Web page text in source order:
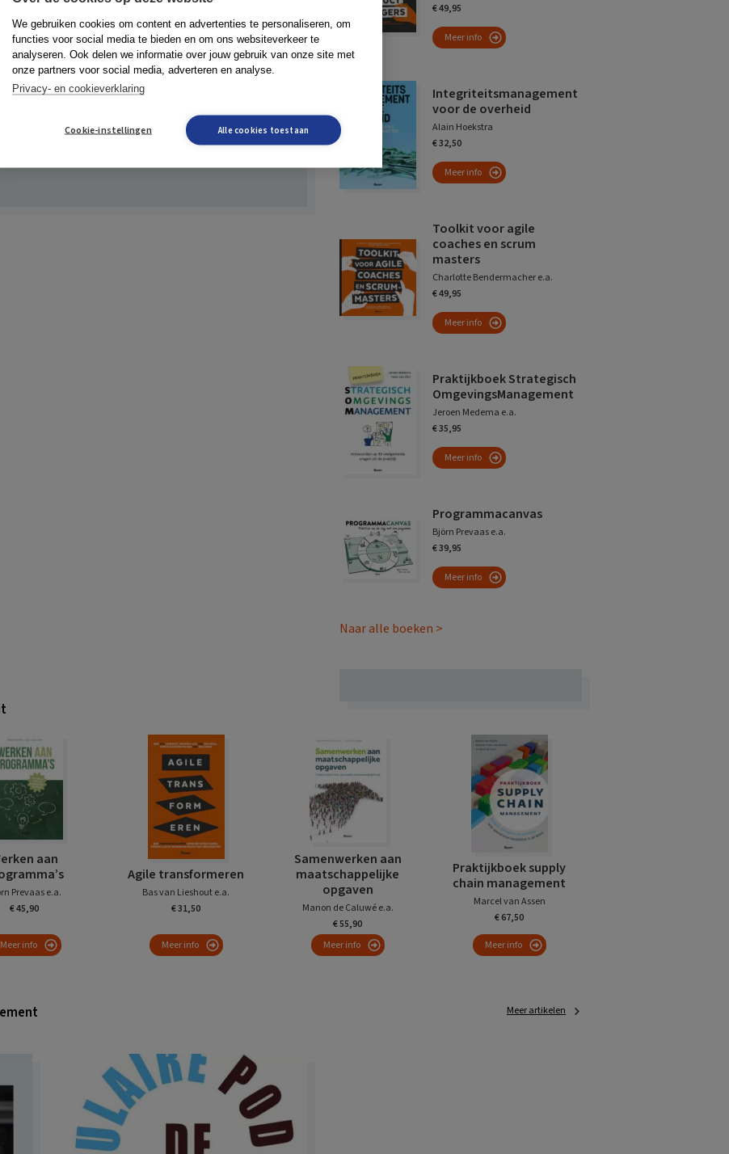
€ 49,95
Meer info
Integriteitsmanagement
voor de overheid
Alain Hoekstra
€ 32,50
Meer info
Toolkit voor agile
coaches en scrum
masters
Charlotte Bendermacher e.a.
€ 49,95
Meer info
Praktijkboek Strategisch
OmgevingsManagement
Jeroen Medema e.a.
€ 35,95
Meer info
Programmacanvas
Björn Prevaas e.a.
€ 39,95
Meer info
Naar alle boeken >
aan
Prevaas e.a.
€ 45,90
Meer info
Agile transformeren
Bas van Lieshout e.a.
€ 31,50
Meer info
Samenwerken aan
maatschappelijke
opgaven
Manon de Caluwé e.a.
€ 55,90
Meer info
Praktijkboek supply
chain management
Marcel van Assen
€ 67,50
Meer info
Meer artikelen
We gebruiken cookies om content en advertenties te personaliseren, om
functies voor social media te bieden en om ons websiteverkeer te
analyseren. Ook delen we informatie over jouw gebruik van onze site met
onze partners voor social media, adverteren en analyse.
Privacy- en cookieverklaring
Cookie-instellingen Alle cookies toestaan